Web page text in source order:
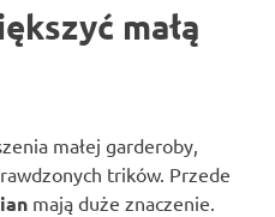
małą
małej garderoby,
trików. Przede
mają duże znaczenie.